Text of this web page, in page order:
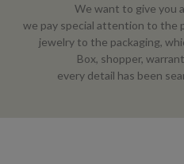
We want to give you
we pay special attention to the
jewelry to the packaging,
Box, shopper,
every detail has been